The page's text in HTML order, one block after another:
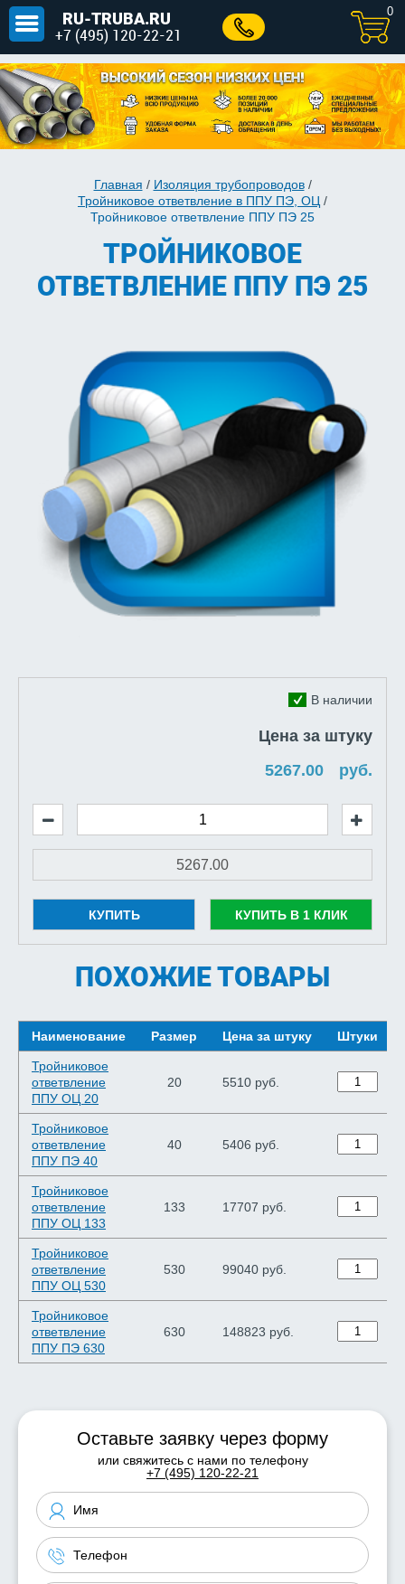
RU-TRUBA.RU
+7 (495) 120-22-21
0
Главная / Изоляция трубопроводов/
Тройниковое ответвление в ППУ ПЭ, ОЦ /
Тройниковое ответвление ППУ ПЭ 25
ТРОЙНИКОВОЕ
ОТВЕТВЛЕНИЕ ППУ ПЭ 25
В наличии
Цена за штуку
руб.
КУПИТЬ КУПИТЬ В 1 КЛИК
ПОХОЖИЕ ТОВАРЫ
Наименование Размер Цена за штуку Штуки
Тройниковое
ответвление
ППУ ОЦ 20
20 5510 руб.
Тройниковое
ответвление
ППУ ПЭ 40
40 5406 руб.
Тройниковое
ответвление
ППУ ОЦ 133
133 17707 руб.
Тройниковое
ответвление
ППУ ОЦ 530
530 99040 руб.
Тройниковое
ответвление
ППУ ПЭ 630
630 148823 руб.
Оставьте заявку через форму
или свяжитесь с нами по телефону
+7 (495) 120-22-21